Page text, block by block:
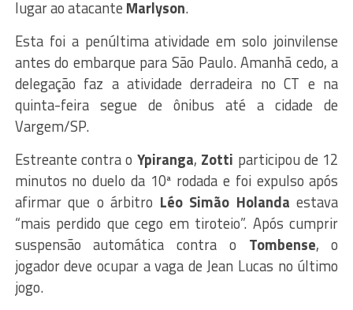
lugar ao atacante Marlyson.
Esta foi a penúltima atividade em solo joinvilense
antes do embarque para São Paulo. Amanhã cedo, a
delegação faz a atividade derradeira no CT e na
quinta-feira segue de ônibus até a cidade de
Vargem/SP.
Estreante contra o Ypiranga, Zotti participou de 12
minutos no duelo da 10ª rodada e foi expulso após
afirmar que o árbitro Léo Simão Holanda estava
“mais perdido que cego em tiroteio”. Após cumprir
suspensão automática contra o Tombense, o
jogador deve ocupar a vaga de Jean Lucas no último
jogo.